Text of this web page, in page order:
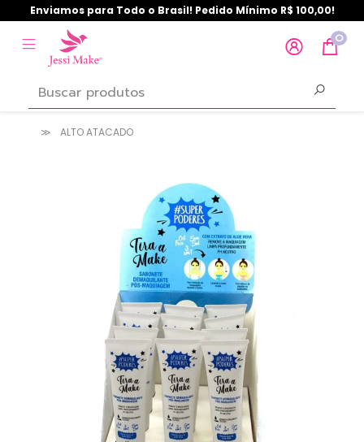
Enviamos para Todo o Brasil! Pedido Mínimo R$ 100,00!
0
ALTO ATACADO